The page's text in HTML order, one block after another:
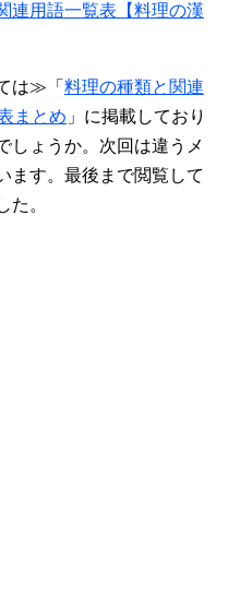
連用語一覧表【料理の漢
は≫「 料理の種類と関連
まとめ 」に掲載しており
しょうか。次回は違うメ
ます。最後まで閲覧して
た。